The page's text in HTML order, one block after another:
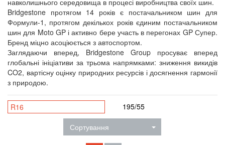
навколишнього середовища в процесі виробництва своїх шин.
Bridgestone протягом 14 років є постачальником шин для
Формули-1, протягом декількох років єдиним постачальником
шин для Moto GP і активно бере участь в перегонах GP Супер.
Бренд міцно асоціюється з автоспортом.
Заглядаючи вперед, Bridgestone Group просуває вперед
глобальні ініціативи за трьома напрямками: зниження викидів
CO2, вартісну оцінку природних ресурсів і досягнення гармонії
з природою.
R16 195/55
Сортування